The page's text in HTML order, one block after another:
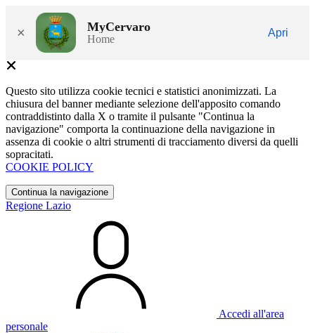
× MyCervaro
Home
Apri
Questo sito utilizza cookie tecnici e statistici anonimizzati. La
chiusura del banner mediante selezione dell'apposito comando
contraddistinto dalla X o tramite il pulsante "Continua la
navigazione" comporta la continuazione della navigazione in
assenza di cookie o altri strumenti di tracciamento diversi da quelli
sopracitati.
COOKIE POLICY
Continua la navigazione
Regione Lazio
Accedi all'area
personale